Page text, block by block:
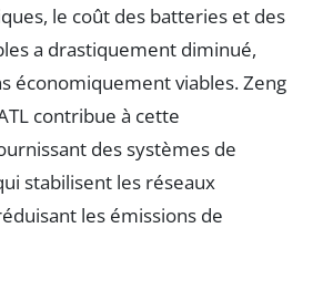
le coût des batteries et des
a drastiquement diminué,
économiquement viables. Zeng
contribue à cette
des systèmes de
stabilisent les réseaux
les émissions de